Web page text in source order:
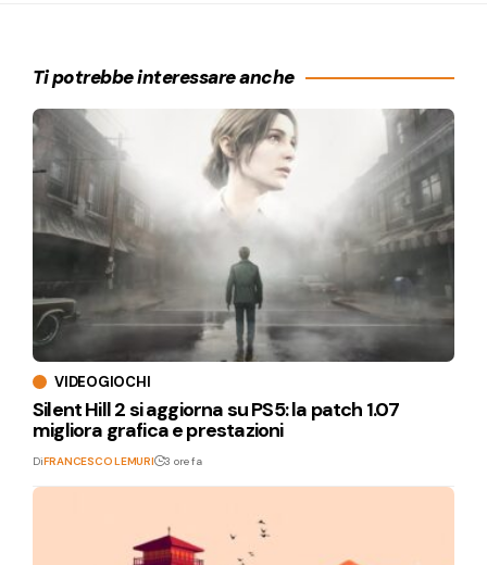
Ti potrebbe interessare anche
VIDEOGIOCHI
Silent Hill 2 si aggiorna su PS5: la patch 1.07
migliora grafica e prestazioni
DiFRANCESCO LEMURI 3 ore fa